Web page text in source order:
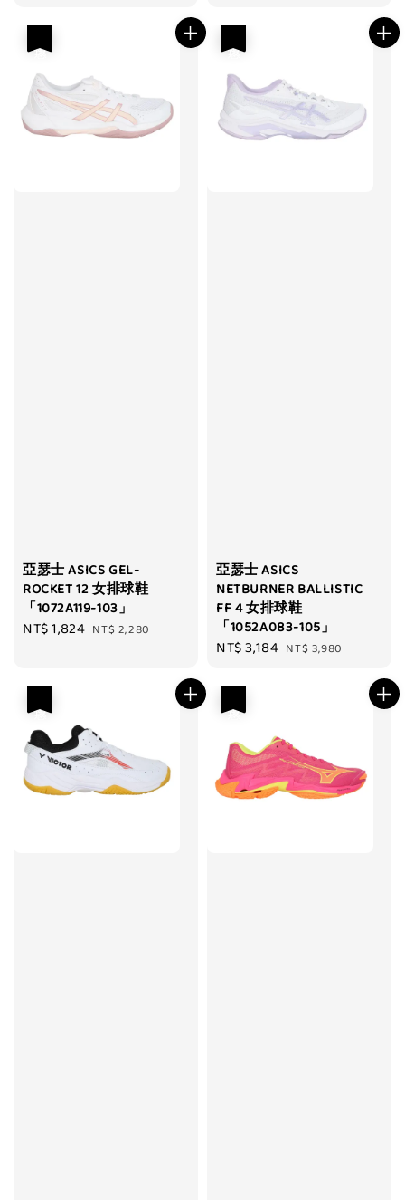
亞瑟士 ASICS GEL-
ROCKET 12 女排球鞋
「1072A119-103」
Sale
NT$ 1,824 Regular
NT$ 2,280
亞瑟士 ASICS
NETBURNER BALLISTIC
FF 4 女排球鞋
「1052A083-105」
Sale
NT$ 3,184 Regular
NT$ 3,980